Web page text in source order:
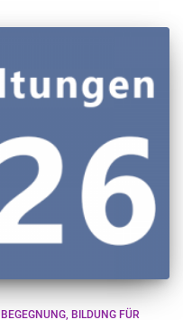
BEGEGNUNG BILDUNG FÜR